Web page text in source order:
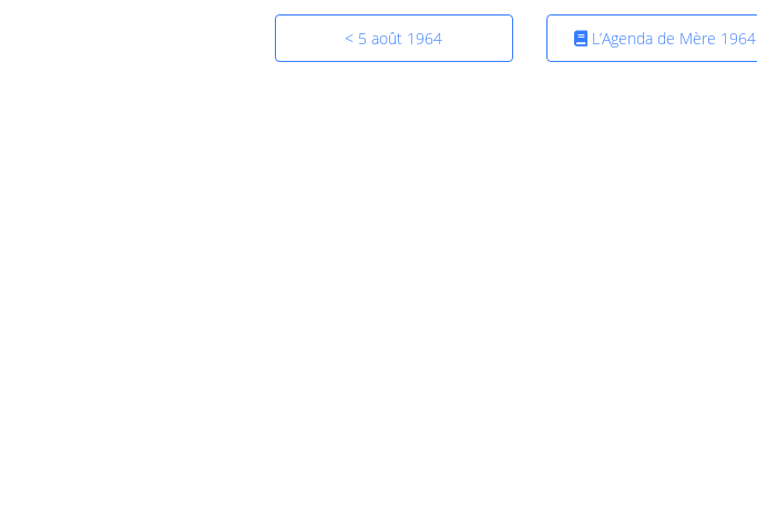
< 5 août 1964 L’Agenda de Mère 1964